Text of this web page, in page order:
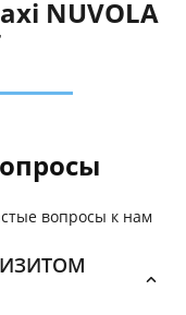
NUVOLA
вопросы к нам